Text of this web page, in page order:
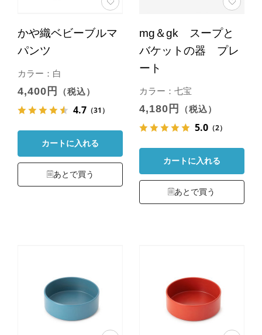
かや織ベビーブルマ
パンツ
カラー：白
4,400円 （税込）
4.7（31）
カートに入れる
あとで買う
mg＆gk スープと
バケットの器 プレ
ート
カラー：七宝
4,180円 （税込）
5.0（2）
カートに入れる
あとで買う